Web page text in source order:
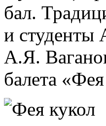
бал.
и студенты
А.Я.
балета